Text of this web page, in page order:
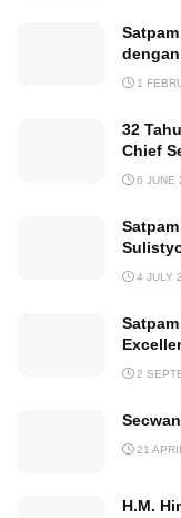
1
32
Chief
6 JUNE
4 JULY
2
21
H.M.